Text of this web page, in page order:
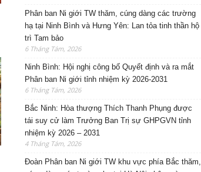
Phân ban Ni giới TW thăm, cúng dàng các trường
hạ tại Ninh Bình và Hưng Yên: Lan tỏa tinh thần hộ
trì Tam bảo
6 Tháng Tám, 2026
Ninh Bình: Hội nghị công bố Quyết định và ra mắt
Phân ban Ni giới tỉnh nhiệm kỳ 2026-2031
6 Tháng Tám, 2026
Bắc Ninh: Hòa thượng Thích Thanh Phụng được
tái suy cử làm Trưởng Ban Trị sự GHPGVN tỉnh
nhiệm kỳ 2026 – 2031
4 Tháng Tám, 2026
Đoàn Phân ban Ni giới TW khu vực phía Bắc thăm,